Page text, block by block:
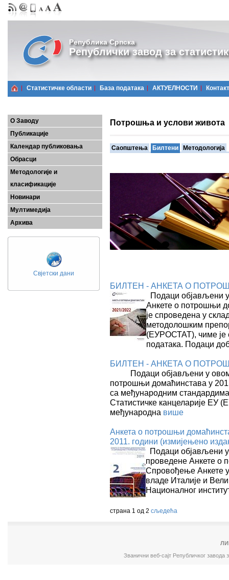
Република Српска
Републички завод за
Статистичке области Базa података АКТУЕЛНОСТИ Контакт
О Заводу
Публикације
Календар публиковања
Обрасци
Методологије и
класификације
Новинари
Мултимедија
Архива
Свјетски дани
Потрошња и услови живота
Саопштења Билтени Методологија
БИЛТЕН - АНКЕТА О
Подаци објављени
Анкете о потрошњи
је спроведена у
методолошким
(ЕУРОСТАТ), чиме је
података. Подаци
БИЛТЕН - АНКЕТА О
Подаци објављени у
потрошњи домаћинстава у
са међународним
Статистичке канцеларије ЕУ
међународна више
Анкета о потрошњи
2011. години (измијењено
Подаци објављени
проведене Анкете о
Спровођење Анкете
владе Италије и
Националног
страна 1 од 2 сљедећа
Званични веб-сајт Републичког